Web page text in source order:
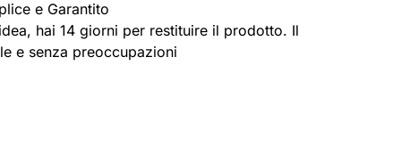
e Garantito
hai 14 giorni per restituire il prodotto. Il
e senza preoccupazioni